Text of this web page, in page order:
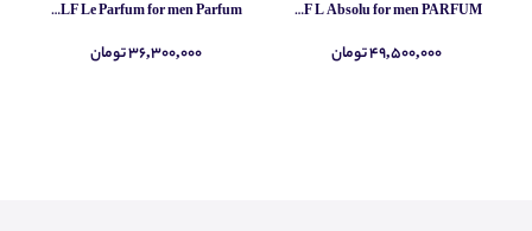
Yves Saint Laurent MYSLF L Absolu for men PARFUM
۴۹,۵۰۰,۰۰۰ تومان
Yves Saint Laurent MYSLF Le Parfum for men Parfum
۳۶,۳۰۰,۰۰۰ تومان